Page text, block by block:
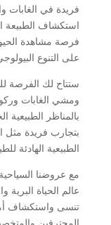
فريدة في الغابات
استكشاف الطبيعة
فرصة مشاهدة
على التنوع
ستتاح لك الفرصة
ومشي الغابات
بالمناظر الطبيعية
بتجارب فريدة مثل
الطبيعية الهادئة
مع عروضنا
عالم الحياة البرية
تنسى واستكشاف